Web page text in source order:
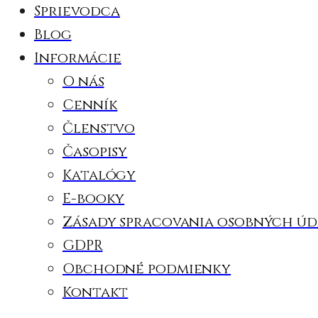
Sprievodca
Blog
Informácie
O nás
Cenník
Členstvo
Časopisy
Katalógy
E-booky
Zásady spracovania osobných
GDPR
Obchodné podmienky
Kontakt